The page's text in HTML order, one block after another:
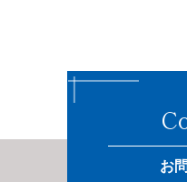
お